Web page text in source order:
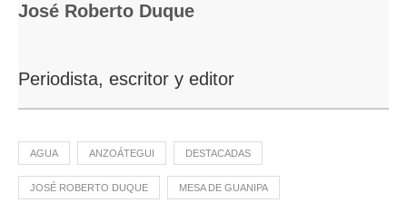
José Roberto Duque
Periodista, escritor y editor
AGUA ANZOÁTEGUI DESTACADAS
JOSÉ ROBERTO DUQUE MESA DE GUANIPA